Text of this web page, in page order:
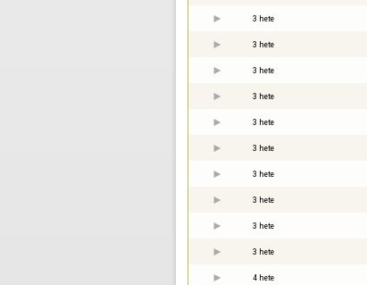
3 hete
3 hete
3 hete
3 hete
3 hete
3 hete
3 hete
3 hete
3 hete
3 hete
4 hete